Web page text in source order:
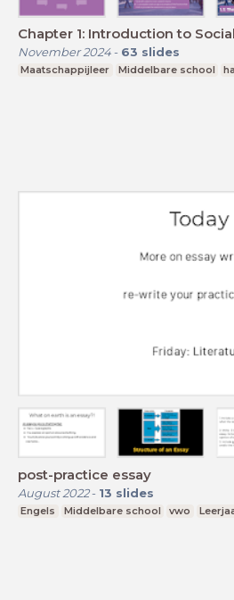
Chapter 1: Introduction to
November 2024- 63 slides
Maatschappijleer Middelbare school
post-practice essay
August 2022- 13 slides
Engels Middelbare school vwo